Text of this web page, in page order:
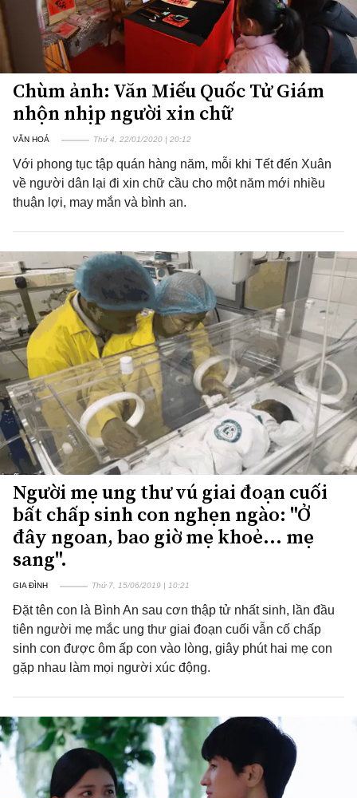
Chùm ảnh: Văn Miếu Quốc Tử Giám
nhộn nhịp người xin chữ
VĂN HOÁ Thứ 4, 22/01/2020 | 20:12
Với phong tục tập quán hàng năm, mỗi khi Tết đến Xuân
về người dân lại đi xin chữ cầu cho một năm mới nhiều
thuận lợi, may mắn và bình an.
Người mẹ ung thư vú giai đoạn cuối
bất chấp sinh con nghẹn ngào: "Ở
đây ngoan, bao giờ mẹ khoẻ... mẹ
sang".
GIA ĐÌNH Thứ 7, 15/06/2019 | 10:21
Đặt tên con là Bình An sau cơn thập tử nhất sinh, lần đầu
tiên người mẹ mắc ung thư giai đoạn cuối vẫn cố chấp
sinh con được ôm ấp con vào lòng, giây phút hai mẹ con
gặp nhau làm mọi người xúc động.